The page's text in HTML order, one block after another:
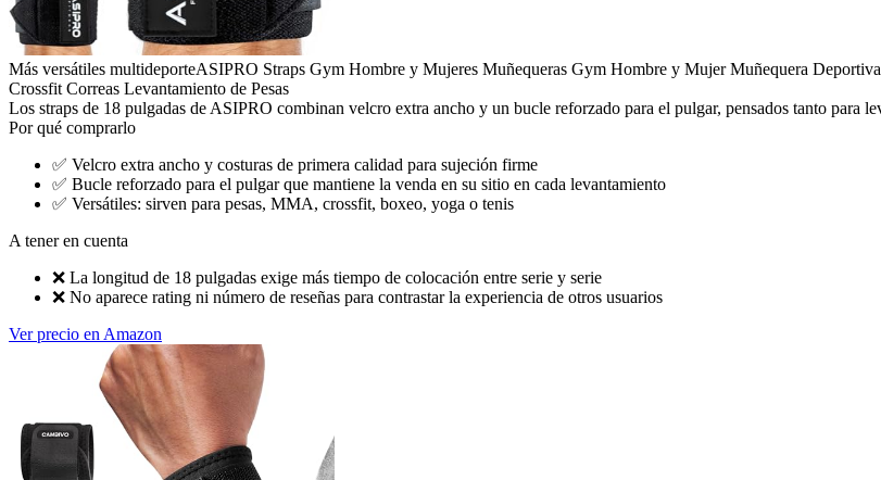
Más versátiles multideporteASIPRO Straps Gym Hombre y Mujeres Muñequeras Gym Hombre y Mujer Muñequera
Crossfit Correas Levantamiento de Pesas
Los straps de 18 pulgadas de ASIPRO combinan velcro extra ancho y un bucle reforzado para el pulgar, pensados tanto para
Por qué comprarlo
✅ Velcro extra ancho y costuras de primera calidad para sujeción firme
✅ Bucle reforzado para el pulgar que mantiene la venda en su sitio en cada levantamiento
✅ Versátiles: sirven para pesas, MMA, crossfit, boxeo, yoga o tenis
A tener en cuenta
❌ La longitud de 18 pulgadas exige más tiempo de colocación entre serie y serie
❌ No aparece rating ni número de reseñas para contrastar la experiencia de otros usuarios
Ver precio en Amazon